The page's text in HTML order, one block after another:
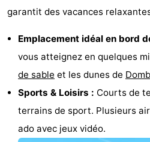
Moulins
-
Phares
-
de
-
garantit des vacances
Emplacement idéal en bord
vous atteignez en quelques
de sable et les dunes de
Sports & Loisirs : Courts de
terrains de sport. Plusieurs
ado avec jeux vidéo.